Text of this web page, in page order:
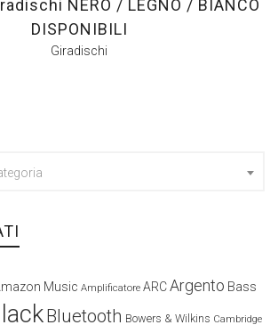
NERO / LEGNO / BIANCO
DISPONIBILI
Giradischi
Music Amplificatore ARCArgento Bass
Bluetooth Bowers & Wilkins Cambridge